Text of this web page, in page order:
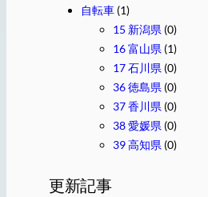
自転車(1)
15 新潟県 (0)
16 富山県 (1)
17 石川県 (0)
36 徳島県 (0)
37 香川県 (0)
38 愛媛県 (0)
39 高知県 (0)
更新記事